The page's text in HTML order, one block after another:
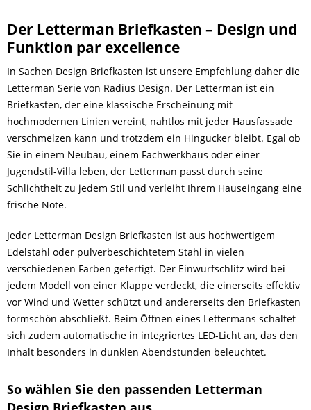
Der Letterman Briefkasten – Design und
Funktion par excellence
In Sachen Design Briefkasten ist unsere Empfehlung daher die
Letterman Serie von Radius Design. Der Letterman ist ein
Briefkasten, der eine klassische Erscheinung mit
hochmodernen Linien vereint, nahtlos mit jeder Hausfassade
verschmelzen kann und trotzdem ein Hingucker bleibt. Egal ob
Sie in einem Neubau, einem Fachwerkhaus oder einer
Jugendstil-Villa leben, der Letterman passt durch seine
Schlichtheit zu jedem Stil und verleiht Ihrem Hauseingang eine
frische Note.
Jeder Letterman Design Briefkasten ist aus hochwertigem
Edelstahl oder pulverbeschichtetem Stahl in vielen
verschiedenen Farben gefertigt. Der Einwurfschlitz wird bei
jedem Modell von einer Klappe verdeckt, die einerseits effektiv
vor Wind und Wetter schützt und andererseits den Briefkasten
formschön abschließt. Beim Öffnen eines Lettermans schaltet
sich zudem automatische in integriertes LED-Licht an, das den
Inhalt besonders in dunklen Abendstunden beleuchtet.
So wählen Sie den passenden Letterman